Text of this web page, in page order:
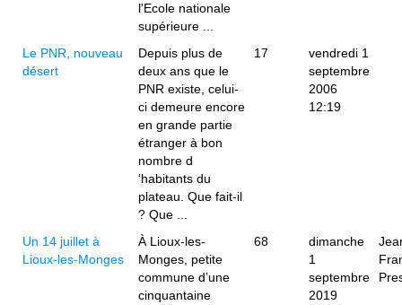
l'Ecole nationale
supérieure ...
Le PNR, nouveau
désert
Depuis plus de
deux ans que le
PNR existe, celui-
ci demeure encore
en grande partie
étranger à bon
nombre d
‘habitants du
plateau. Que fait-il
? Que ...
17
vendredi 1
septembre
2006
12:19
Un 14 juillet à
Lioux-les-Monges
À Lioux-les-
Monges, petite
commune d’une
cinquantaine
68
dimanche
1
septembre
2019